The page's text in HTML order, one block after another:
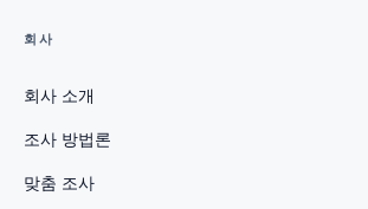
회사
회사 소개
조사 방법론
맞춤 조사